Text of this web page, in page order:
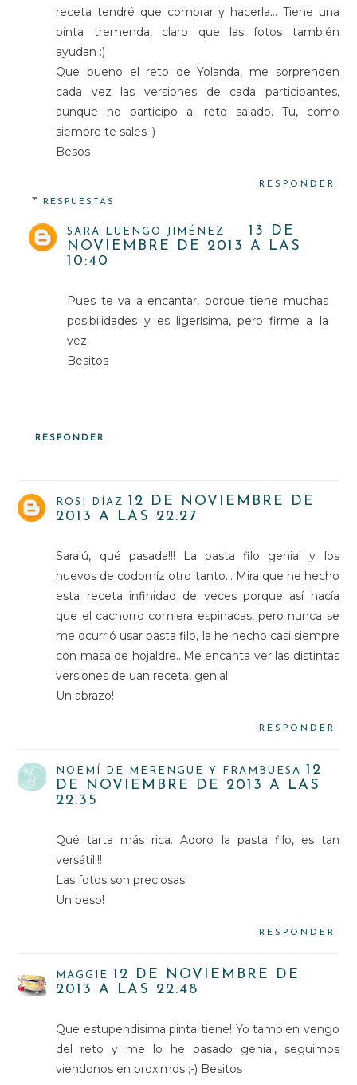
receta tendré que comprar y hacerla... Tiene una
pinta tremenda, claro que las fotos también
ayudan :)
Que bueno el reto de Yolanda, me sorprenden
cada vez las versiones de cada participantes,
aunque no participo al reto salado. Tu, como
siempre te sales :)
Besos
RESPONDER
RESPUESTAS
SARA LUENGO JIMÉNEZ
13 DE
NOVIEMBRE DE 2013 A LAS
10:40
Pues te va a encantar, porque tiene muchas
posibilidades y es ligerísima, pero firme a la
vez.
Besitos
RESPONDER
ROSI DÍAZ
12 DE NOVIEMBRE DE
2013 A LAS 22:27
Saralú, qué pasada!!! La pasta filo genial y los
huevos de codorníz otro tanto... Mira que he hecho
esta receta infinidad de veces porque así hacía
que el cachorro comiera espinacas, pero nunca se
me ocurrió usar pasta filo, la he hecho casi siempre
con masa de hojaldre...Me encanta ver las distintas
versiones de uan receta, genial.
Un abrazo!
RESPONDER
NOEMÍ DE MERENGUE Y FRAMBUESA
12
DE NOVIEMBRE DE 2013 A LAS
22:35
Qué tarta más rica. Adoro la pasta filo, es tan
versátil!!!
Las fotos son preciosas!
Un beso!
RESPONDER
MAGGIE
12 DE NOVIEMBRE DE
2013 A LAS 22:48
Que estupendisima pinta tiene! Yo tambien vengo
del reto y me lo he pasado genial, seguimos
viendonos en proximos ;-) Besitos